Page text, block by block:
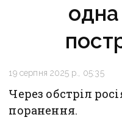
19 серпня 2025 р., 05:35
Через обстріл
поранення.